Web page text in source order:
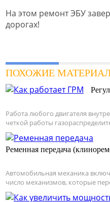
На этом ремонт ЭБУ
дорогах!
ПОХОЖИЕ
Работа любого двигателя
четкой работы
Ременная передача
Автомобильная механика
число механизмов, которые